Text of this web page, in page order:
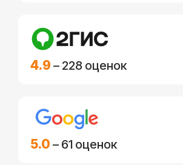
4.9 – 228 оценок
5.0 – 61 оценок